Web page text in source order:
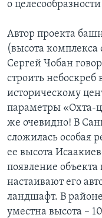
о
Автор проекта
(высота
Сергей Чобан
строить небоскреб
историческому
параметры «Охта-
же очевидно! В
сложилась особая
ее высота
появление
настаивают его
ландшафт. В
уместна высота –